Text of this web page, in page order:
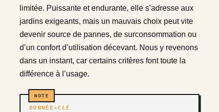
limitée. Puissante et endurante, elle s’adresse aux
jardins exigeants, mais un mauvais choix peut vite
devenir source de pannes, de surconsommation ou
d’un confort d’utilisation décevant. Nous y revenons
dans un instant, car certains critères font toute la
différence à l’usage.
DONNÉE-CLÉ